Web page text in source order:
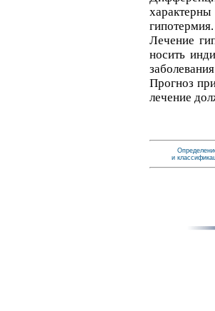
гипотермия.
Лечение
носить
Прогноз
лечение
и